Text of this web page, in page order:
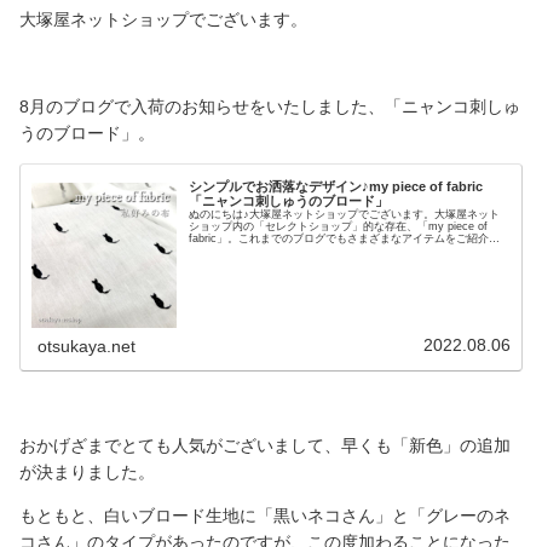
大塚屋ネットショップでございます。
8月のブログで入荷のお知らせをいたしました、「ニャンコ刺しゅ
うのブロード」。
シンプルでお洒落なデザイン♪my piece of fabric
「ニャンコ刺しゅうのブロード」
ぬのにちは♪大塚屋ネットショップでございます。大塚屋ネット
ショップ内の「セレクトショップ」的な存在、「my piece of
fabric」。これまでのブログでもさまざまなアイテムをご紹介し
otsukaya.net 2022.08.06
おかげざまでとても人気がございまして、早くも「新色」の追加
が決まりました。
もともと、白いブロード生地に「黒いネコさん」と「グレーのネ
コさん」のタイプがあったのですが、この度加わることになった